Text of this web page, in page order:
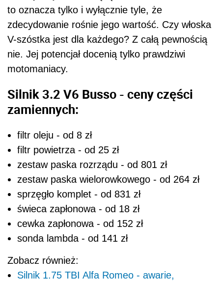
to oznacza tylko i wyłącznie tyle, że
zdecydowanie rośnie jego wartość. Czy włoska
V-szóstka jest dla każdego? Z całą pewnością
nie. Jej potencjał docenią tylko prawdziwi
motomaniacy.
Silnik 3.2 V6 Busso - ceny części
zamiennych:
filtr oleju - od 8 zł
filtr powietrza - od 25 zł
zestaw paska rozrządu - od 801 zł
zestaw paska wielorowkowego - od 264 zł
sprzęgło komplet - od 831 zł
świeca zapłonowa - od 18 zł
cewka zapłonowa - od 152 zł
sonda lambda - od 141 zł
Zobacz również:
Silnik 1.75 TBI Alfa Romeo - awarie,